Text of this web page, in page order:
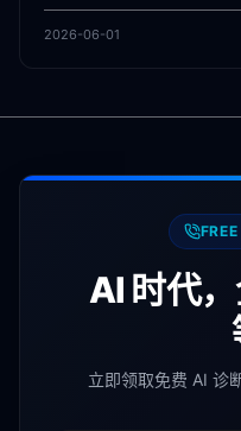
2026-06-01
AI 时代
立即领取免费 AI 诊